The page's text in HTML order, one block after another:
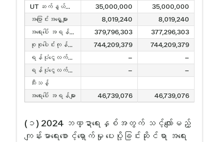
UT ဆက်နွယ်မှုသဘောတူညီချက်
35,000,000
35,000,000
အပြောင်းအရွှေ့များ
8,019,240
8,019,240
အရေးပေါ် အရန်ငွေများ
379,796,303
377,296,303
စုစုပေါင်းကုန်ကျစရိတ်
744,209,379
744,209,379
ရန်ပုံငွေလက်ကျန်ကို တိုး/လျှော့
–
–
ရန်ပုံငွေလက်ကျန်ကို အဆုံးသတ်ခြင်း။
–
–
သီးသန့်
အရေးပေါ် အရန်များ
46,739,076 46,739,076
(၁) 2024 ဘဏ္ဍာရေးနှစ်အတွက် သင့်လျော်မည့်
ကျန်းမာရေးစောင့်ရှောက်မှု ပေးပို့ခြင်းဆိုင်ရာ အရေး